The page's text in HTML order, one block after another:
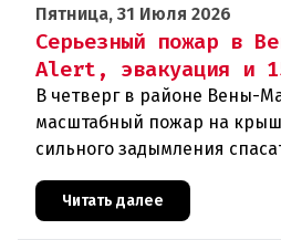
Пятница, 31 Июля 2026
Серьезный пожар в
Alert, эвакуация и
В четверг в районе Вены-
масштабный пожар на
сильного задымления
уровень тревоги и
техники. Огонь удалось п
Читать далее